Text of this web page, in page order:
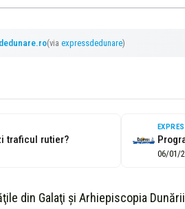
(viaexpressdedunare)
traficul rutier?
06/01/
din Galaţi şi Arhiepiscopia